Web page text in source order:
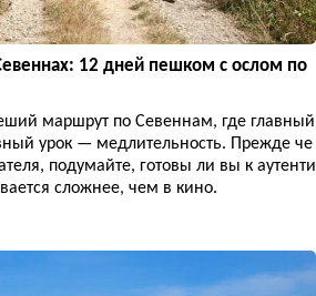
12 дней пешком с ослом по
маршрут по Севеннам, где главный
урок — медлительность. Прежде че
подумайте, готовы ли вы к аутенти
сложнее, чем в кино.